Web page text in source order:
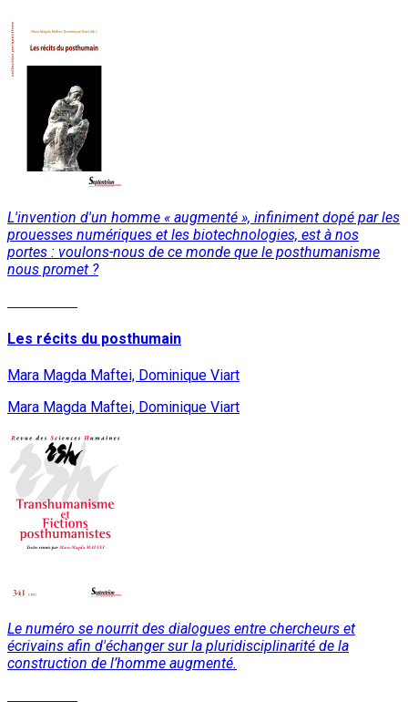
L'invention d'un homme « augmenté », infiniment dopé par les
prouesses numériques et les biotechnologies, est à nos
portes : voulons-nous de ce monde que le posthumanisme
nous promet ?
Les récits du posthumain
Mara Magda Maftei, Dominique Viart
Mara Magda Maftei, Dominique Viart
Le numéro se nourrit des dialogues entre chercheurs et
écrivains afin d'échanger sur la pluridisciplinarité de la
construction de l’homme augmenté.